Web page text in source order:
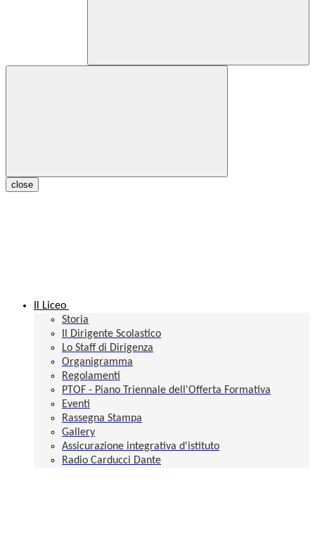
close
Il Liceo
Storia
Il Dirigente Scolastico
Lo Staff di Dirigenza
Organigramma
Regolamenti
PTOF - Piano Triennale dell'Offerta Formativa
Eventi
Rassegna Stampa
Gallery
Assicurazione integrativa d'istituto
Radio Carducci Dante